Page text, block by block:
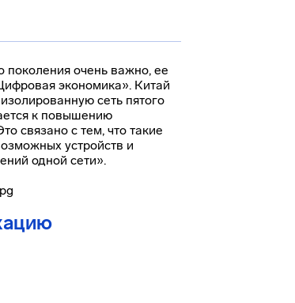
поколения очень важно, ее
экономика». Китай
сеть пятого
к повышению
связано с тем, что такие
устройств и
одной сети».